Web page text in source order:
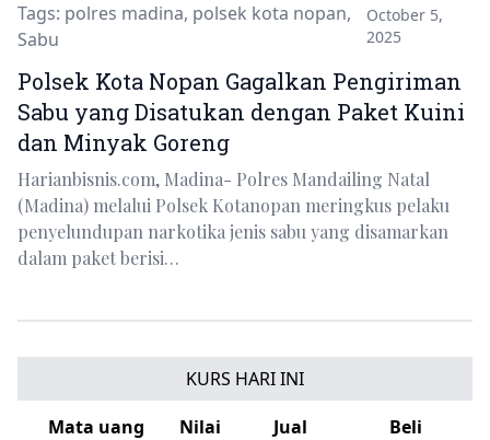
Tags: polres madina, polsek kota nopan,
Sabu
October 5,
2025
Polsek Kota Nopan Gagalkan Pengiriman
Sabu yang Disatukan dengan Paket Kuini
dan Minyak Goreng
Harianbisnis.com, Madina- Polres Mandailing Natal
(Madina) melalui Polsek Kotanopan meringkus pelaku
penyelundupan narkotika jenis sabu yang disamarkan
dalam paket berisi…
KURS HARI INI
Mata uang
Nilai Jual
Beli